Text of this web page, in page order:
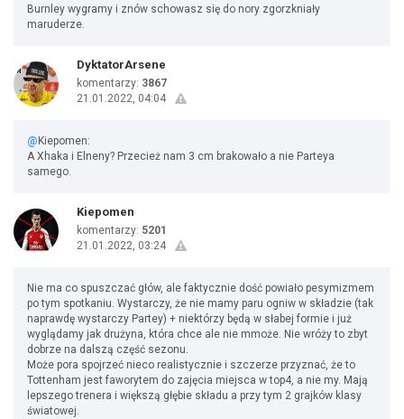
Burnley wygramy i znów schowasz się do nory zgorzkniały
maruderze.
DyktatorArsene
komentarzy: 3867
21.01.2022, 04:04
@ Kiepomen:
A Xhaka i Elneny? Przecież nam 3 cm brakowało a nie Parteya
samego.
Kiepomen
komentarzy: 5201
21.01.2022, 03:24
Nie ma co spuszczać głów, ale faktycznie dość powiało pesymizmem
po tym spotkaniu. Wystarczy, że nie mamy paru ogniw w składzie (tak
naprawdę wystarczy Partey) + niektórzy będą w słabej formie i już
wyglądamy jak drużyna, która chce ale nie mmoże. Nie wróży to zbyt
dobrze na dalszą część sezonu.
Może pora spojrzeć nieco realistycznie i szczerze przyznać, że to
Tottenham jest faworytem do zajęcia miejsca w top4, a nie my. Mają
lepszego trenera i większą głębie składu a przy tym 2 grajków klasy
światowej.